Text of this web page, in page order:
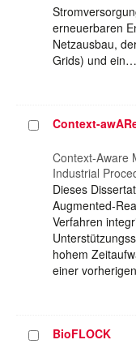
erneuerbaren
Netzausbau,
Grids) und ein…
ProjektContext-
Context-Aware
Industrial
Dieses
Augmented-
Verfahren
hohem
einer
ProjektBioFLOCK